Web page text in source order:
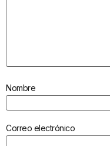
Nombre
Correo electrónico